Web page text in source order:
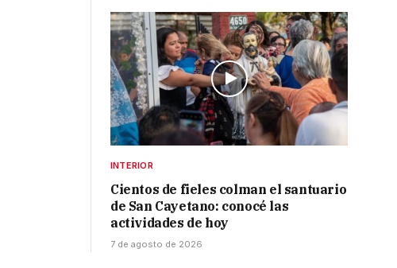
INTERIOR
Cientos de fieles colman el santuario
de San Cayetano: conocé las
actividades de hoy
7 de agosto de 2026